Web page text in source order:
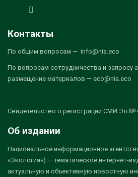
Контакты
По общим вопросам — info@nia.eco
По вопросам сотрудничества и запросу
размещение материалов — eco@nia.eco
Свидетельство о регистрации СМИ Эл №
Об издании
Национальное информационное
«Экология») — тематическое интернет-
актуальную и объективную новостную